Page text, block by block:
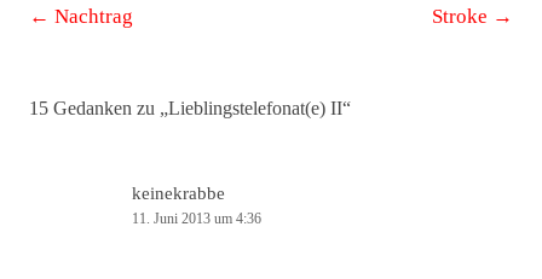
Beitrags-
← Nachtrag Stroke →
15 Gedanken zu „Lieblingstelefonat(e) II“
keinekrabbe
11. Juni 2013 um 4:36